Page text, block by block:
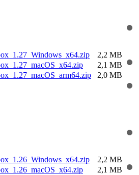
2,2 MB
2,1 MB
2,0 MB
2,2 MB
2,1 MB